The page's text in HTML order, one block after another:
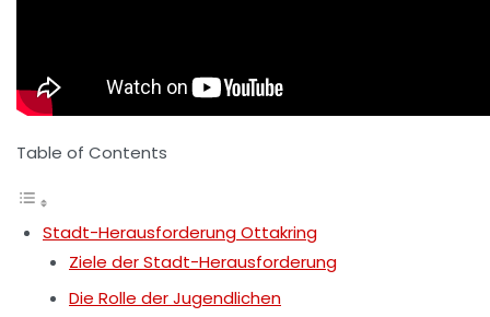
Table of Contents
Stadt-Herausforderung Ottakring
Ziele der Stadt-Herausforderung
Die Rolle der Jugendlichen